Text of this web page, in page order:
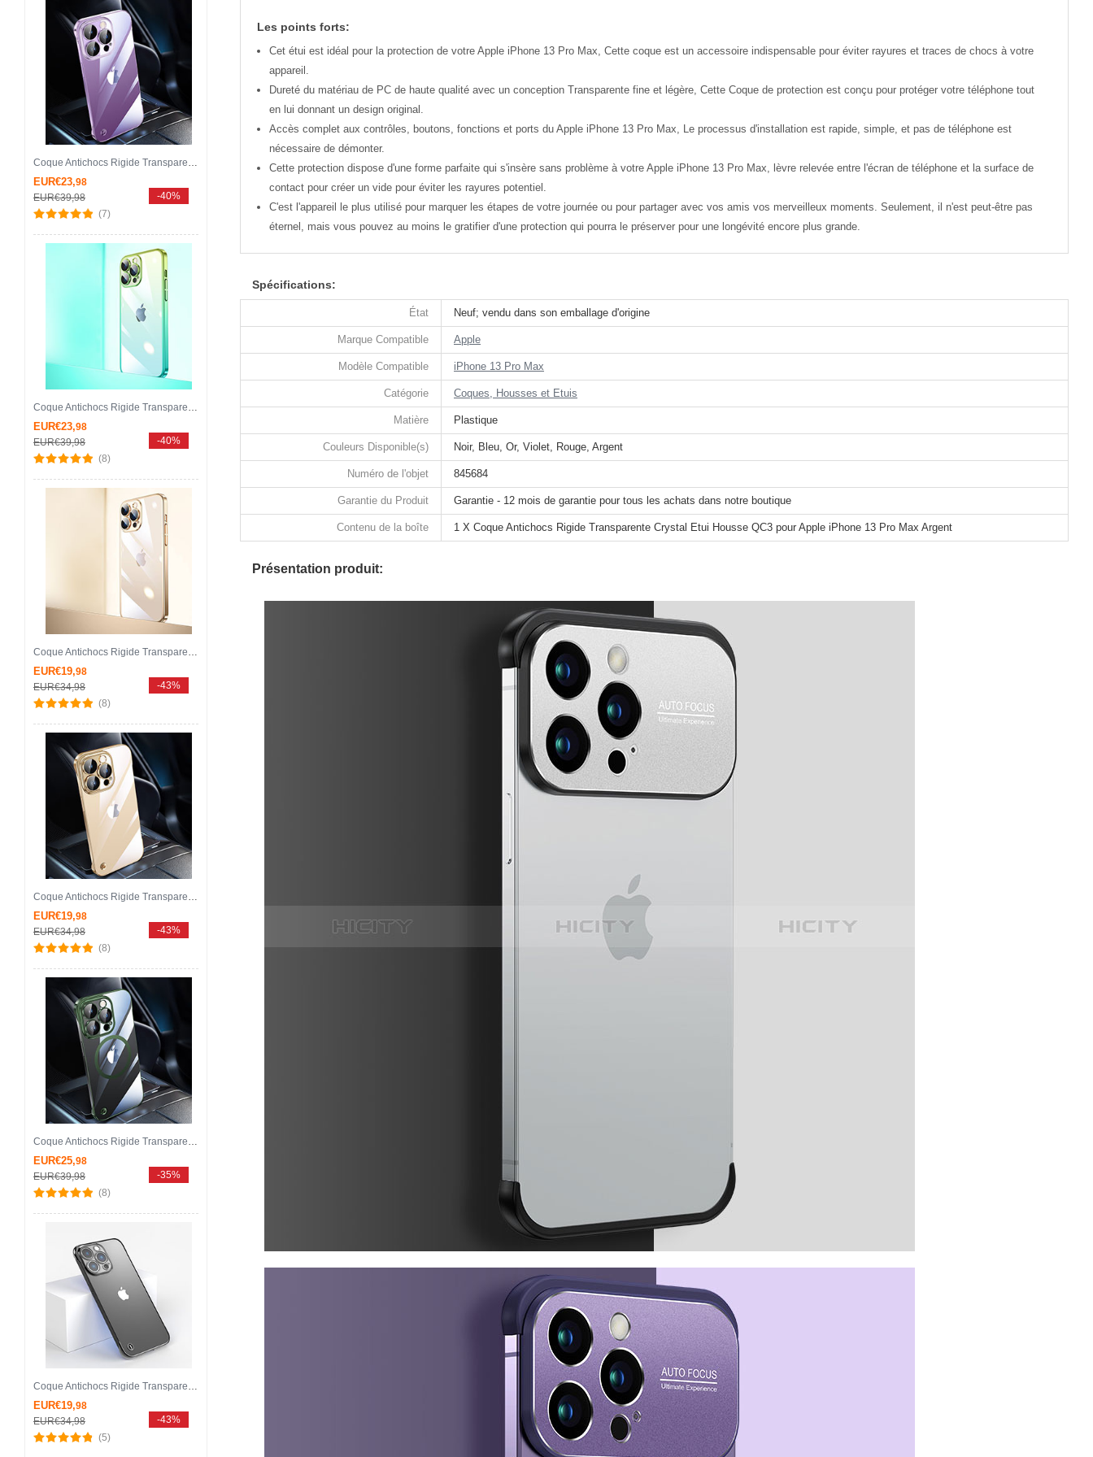
Les points forts:
Cet étui est idéal pour la protection de votre Apple iPhone 13 Pro Max, Cette coque est un accessoire indispensable pour éviter rayures et traces de chocs à votre
appareil.
Dureté du matériau de PC de haute qualité avec un conception Transparente fine et légère, Cette Coque de protection est conçu pour protéger votre téléphone tout
en lui donnant un design original.
Accès complet aux contrôles, boutons, fonctions et ports du Apple iPhone 13 Pro Max, Le processus d'installation est rapide, simple, et pas de téléphone est
nécessaire de démonter.
Cette protection dispose d'une forme parfaite qui s'insère sans problème à votre Apple iPhone 13 Pro Max, lèvre relevée entre l'écran de téléphone et la surface de
contact pour créer un vide pour éviter les rayures potentiel.
C'est l'appareil le plus utilisé pour marquer les étapes de votre journée ou pour partager avec vos amis vos merveilleux moments. Seulement, il n'est peut-être pas
éternel, mais vous pouvez au moins le gratifier d'une protection qui pourra le préserver pour une longévité encore plus grande.
Spécifications:
État Neuf; vendu dans son emballage d'origine
Marque Compatible Apple
Modèle Compatible iPhone 13 Pro Max
Catégorie Coques, Housses et Etuis
Matière Plastique
Couleurs Disponible(s) Noir, Bleu, Or, Violet, Rouge, Argent
Numéro de l'objet 845684
Garantie du Produit Garantie - 12 mois de garantie pour tous les achats dans notre boutique
Contenu de la boîte 1 X Coque Antichocs Rigide Transparente Crystal Etui Housse QC3 pour Apple iPhone 13 Pro Max Argent
Présentation produit:
Coque Antichocs Rigide Transparente Crystal Etui Housse Degrade QC2 pour Apple iPhone 13 Pro Max Violet
EUR€23,98
EUR€39,98
(7)
-40%
Coque Antichocs Rigide Transparente Crystal Etui Housse Degrade QC1 pour Apple iPhone 13 Pro Max Vert
EUR€23,98
EUR€39,98
(8)
-40%
Coque Antichocs Rigide Transparente Crystal Etui Housse QC2 pour Apple iPhone 13 Pro Max Or
EUR€19,98
EUR€34,98
(8)
-43%
Coque Antichocs Rigide Transparente Crystal Etui Housse QC1 pour Apple iPhone 13 Pro Max Or
EUR€19,98
EUR€34,98
(8)
-43%
Coque Antichocs Rigide Transparente Crystal Etui Housse avec Mag-Safe Magnetic Magnetique QC1 pour Apple iPhone 13 Pro Max Vert
EUR€25,98
EUR€39,98
(8)
-35%
Coque Antichocs Rigide Transparente Crystal Etui Housse WT1 pour Apple iPhone 13 Pro Max Noir
EUR€19,98
EUR€34,98
(5)
-43%